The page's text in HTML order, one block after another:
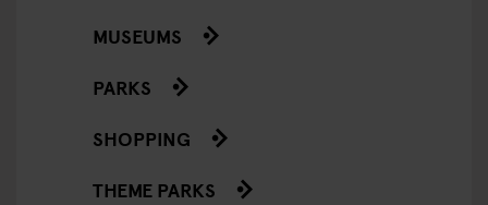
MUSEUMS
PARKS
SHOPPING
THEME PARKS